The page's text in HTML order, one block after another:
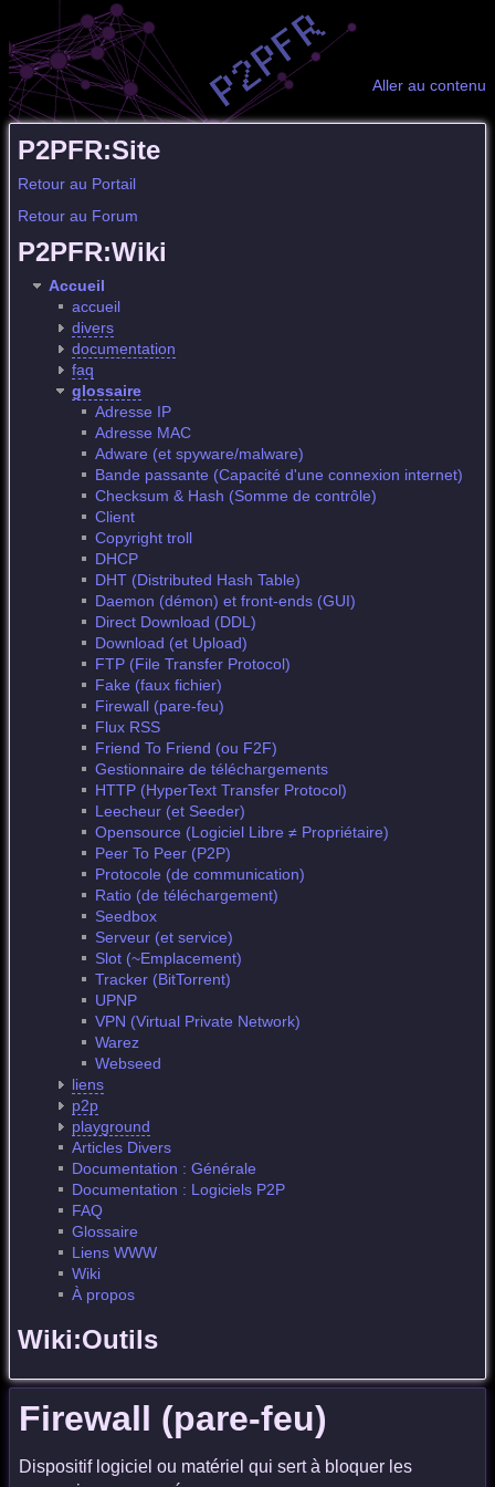
Aller au contenu
P2PFR:Site
Retour au Portail
Retour au Forum
P2PFR:Wiki
Accueil
accueil
divers
documentation
faq
glossaire
Adresse IP
Adresse MAC
Adware (et spyware/malware)
Bande passante (Capacité d'une connexion internet)
Checksum & Hash (Somme de contrôle)
Client
Copyright troll
DHCP
DHT (Distributed Hash Table)
Daemon (démon) et front-ends (GUI)
Direct Download (DDL)
Download (et Upload)
FTP (File Transfer Protocol)
Fake (faux fichier)
Firewall (pare-feu)
Flux RSS
Friend To Friend (ou F2F)
Gestionnaire de téléchargements
HTTP (HyperText Transfer Protocol)
Leecheur (et Seeder)
Opensource (Logiciel Libre ≠ Propriétaire)
Peer To Peer (P2P)
Protocole (de communication)
Ratio (de téléchargement)
Seedbox
Serveur (et service)
Slot (~Emplacement)
Tracker (BitTorrent)
UPNP
VPN (Virtual Private Network)
Warez
Webseed
liens
p2p
playground
Articles Divers
Documentation : Générale
Documentation : Logiciels P2P
FAQ
Glossaire
Liens WWW
Wiki
À propos
Wiki:Outils
Firewall (pare-feu)
Dispositif logiciel ou matériel qui sert à bloquer les